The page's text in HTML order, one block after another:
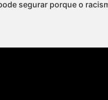
segurar porque o